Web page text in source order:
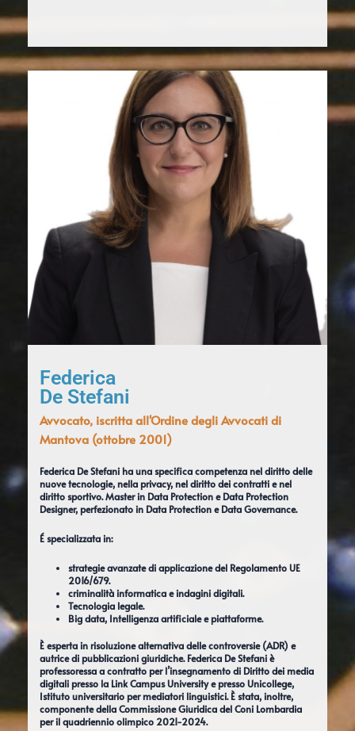
Federica
De Stefani
Avvocato, iscritta all'Ordine degli Avvocati di
Mantova (ottobre 2001)
Federica De Stefani ha una specifica competenza nel diritto delle
nuove tecnologie, nella privacy, nel diritto dei contratti e nel
diritto sportivo. Master in Data Protection e Data Protection
Designer, perfezionato in Data Protection e Data Governance.
É specializzata in:
strategie avanzate di applicazione del Regolamento UE
2016/679.
criminalità informatica e indagini digitali.
Tecnologia legale.
Big data, Intelligenza artificiale e piattaforme.
È esperta in risoluzione alternativa delle controversie (ADR) e
autrice di pubblicazioni giuridiche. Federica De Stefani è
professoressa a contratto per l’insegnamento di Diritto dei media
digitali presso la Link Campus University e presso Unicollege,
Istituto universitario per mediatori linguistici. È stata, inoltre,
componente della Commissione Giuridica del Coni Lombardia
per il quadriennio olimpico 2021-2024.